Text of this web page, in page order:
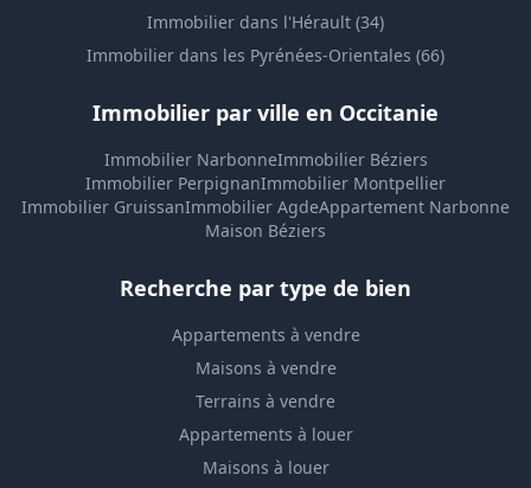
Immobilier dans l'Hérault (34)
Immobilier dans les Pyrénées-Orientales (66)
Immobilier par ville en Occitanie
Immobilier NarbonneImmobilier Béziers
Immobilier PerpignanImmobilier Montpellier
Immobilier GruissanImmobilier AgdeAppartement Narbonne
Maison Béziers
Recherche par type de bien
Appartements à vendre
Maisons à vendre
Terrains à vendre
Appartements à louer
Maisons à louer